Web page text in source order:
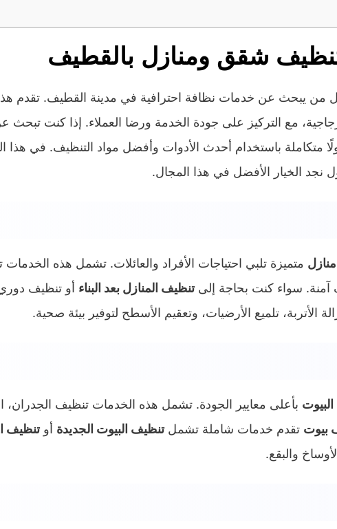
شقق ومنازل بالقطيف
من يبحث عن خدمات نظافة احترافية في مدينة القطيف. تقدم
مع التركيز على جودة الخدمة ورضا العملاء. إذا كنت تبحث
متكاملة باستخدام أحدث الأدوات وأفضل مواد التنظيف. في
نجد الخيار الأفضل في هذا المجال.
متميزة تلبي احتياجات الأفراد والعائلات. تشمل هذه
آمنة. سواء كنت بحاجة إلىتنظيف المنازل بعد البناء أو تنظيف
الأتربة، تلميع الأرضيات، وتعقيم الأسطح لتوفير بيئة صحية.
بأعلى معايير الجودة. تشمل هذه الخدمات تنظيف الجدران،
بيوت تقدم خدمات شاملة تشملتنظيف البيوت الجديدة أوتنظيف
والبقع.